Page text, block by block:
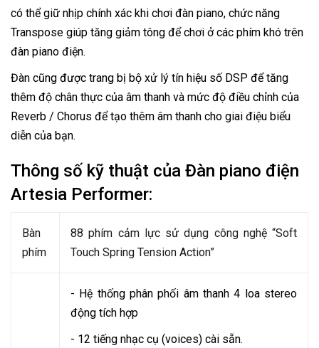
có thể giữ nhịp chính xác khi chơi đàn piano, chức năng
Transpose giúp tăng giảm tông để chơi ở các phím khó trên
đàn piano điện.
Đàn cũng được trang bị bộ xử lý tín hiệu số DSP để tăng
thêm độ chân thực của âm thanh và mức độ điều chỉnh của
Reverb / Chorus để tạo thêm âm thanh cho giai điệu biểu
diễn của bạn.
Thông số kỹ thuật của Đàn piano điện
Artesia Performer:
Bàn
phím
88 phím cảm lực sử dụng công nghệ “Soft
Touch Spring Tension Action”
- Hệ thống phân phối âm thanh 4 loa stereo
động tích hợp
- 12 tiếng nhạc cụ (voices) cài sẵn.